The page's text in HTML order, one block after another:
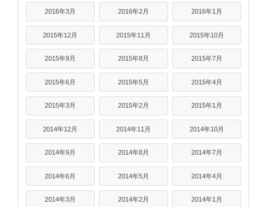
2016年3月 2016年2月 2016年1月
2015年12月 2015年11月 2015年10月
2015年9月 2015年8月 2015年7月
2015年6月 2015年5月 2015年4月
2015年3月 2015年2月 2015年1月
2014年12月 2014年11月 2014年10月
2014年9月 2014年8月 2014年7月
2014年6月 2014年5月 2014年4月
2014年3月 2014年2月 2014年1月